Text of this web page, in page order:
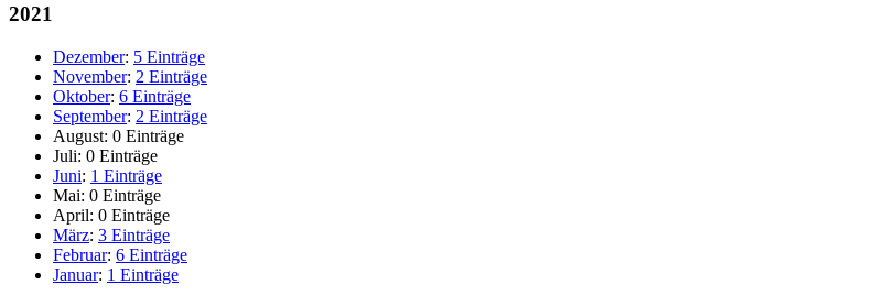
2021
Dezember: 5 Einträge
November: 2 Einträge
Oktober: 6 Einträge
September: 2 Einträge
August: 0 Einträge
Juli: 0 Einträge
Juni: 1 Einträge
Mai: 0 Einträge
April: 0 Einträge
März: 3 Einträge
Februar: 6 Einträge
Januar: 1 Einträge